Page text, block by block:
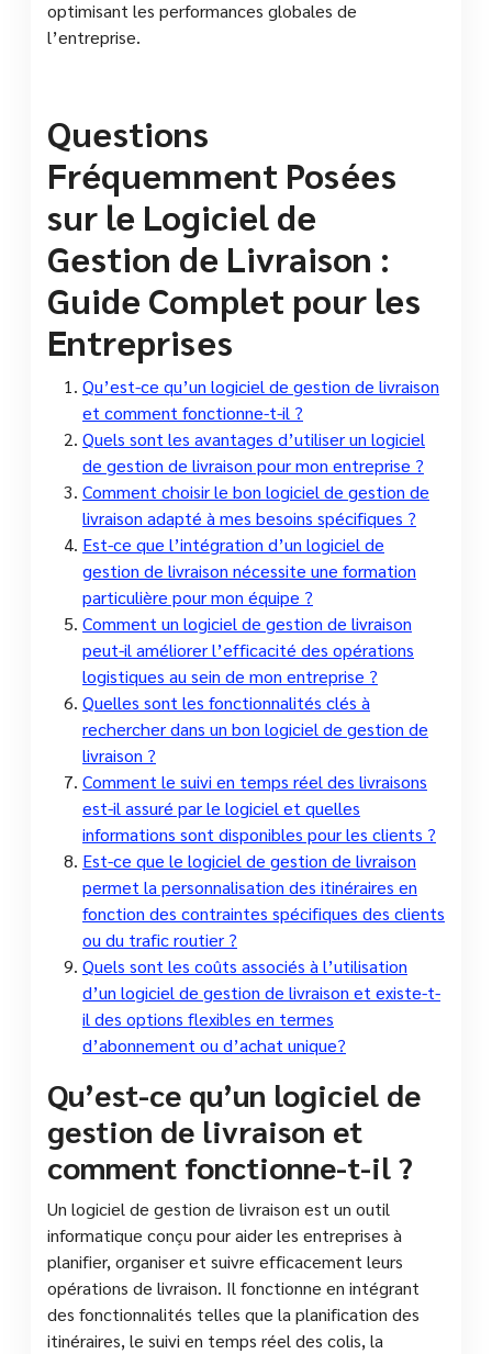
optimisant les performances globales de
l’entreprise.
Questions
Fréquemment Posées
sur le Logiciel de
Gestion de Livraison :
Guide Complet pour les
Entreprises
Qu’est-ce qu’un logiciel de gestion de livraison
et comment fonctionne-t-il ?
Quels sont les avantages d’utiliser un logiciel
de gestion de livraison pour mon entreprise ?
Comment choisir le bon logiciel de gestion de
livraison adapté à mes besoins spécifiques ?
Est-ce que l’intégration d’un logiciel de
gestion de livraison nécessite une formation
particulière pour mon équipe ?
Comment un logiciel de gestion de livraison
peut-il améliorer l’efficacité des opérations
logistiques au sein de mon entreprise ?
Quelles sont les fonctionnalités clés à
rechercher dans un bon logiciel de gestion de
livraison ?
Comment le suivi en temps réel des livraisons
est-il assuré par le logiciel et quelles
informations sont disponibles pour les clients ?
Est-ce que le logiciel de gestion de livraison
permet la personnalisation des itinéraires en
fonction des contraintes spécifiques des clients
ou du trafic routier ?
Quels sont les coûts associés à l’utilisation
d’un logiciel de gestion de livraison et existe-t-
il des options flexibles en termes
d’abonnement ou d’achat unique?
Qu’est-ce qu’un logiciel de
gestion de livraison et
comment fonctionne-t-il ?
Un logiciel de gestion de livraison est un outil
informatique conçu pour aider les entreprises à
planifier, organiser et suivre efficacement leurs
opérations de livraison. Il fonctionne en intégrant
des fonctionnalités telles que la planification des
itinéraires, le suivi en temps réel des colis, la